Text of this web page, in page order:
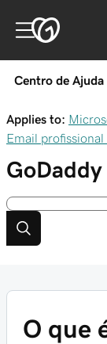
Centro de Ajuda
Applies to:
Email
GoDaddy
O que